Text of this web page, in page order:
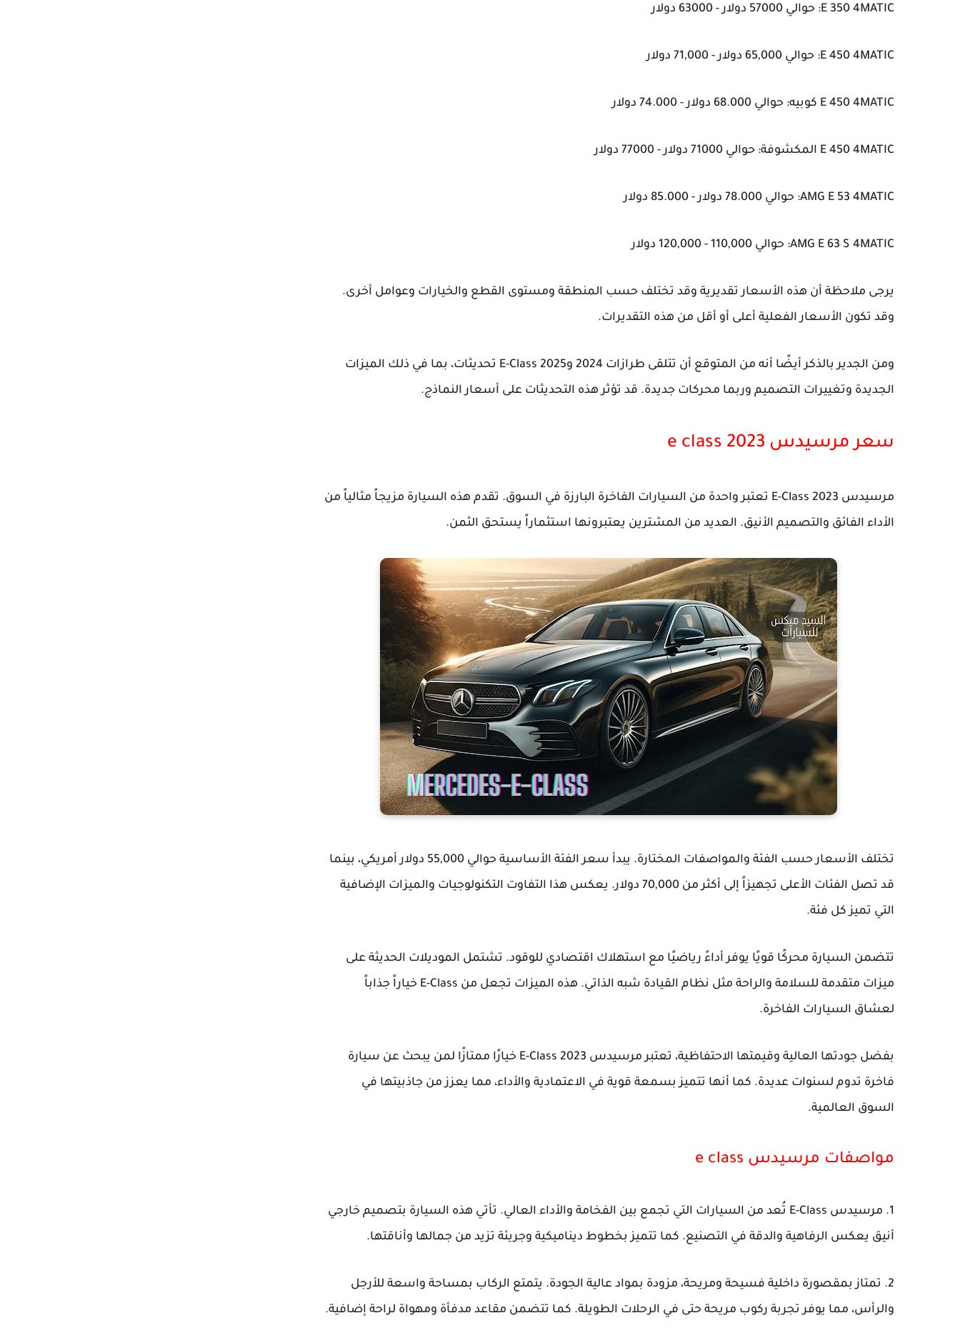
E 350 4MATIC: حوالي 57000 دولار - 63000 دولار
E 450 4MATIC: حوالي 65,000 دولار - 71,000 دولار
E 450 4MATIC كوبيه: حوالي 68.000 دولار - 74.000 دولار
E 450 4MATIC المكشوفة: حوالي 71000 دولار - 77000 دولار
AMG E 53 4MATIC: حوالي 78.000 دولار - 85.000 دولار
AMG E 63 S 4MATIC: حوالي 110,000 - 120,000 دولار
يرجى ملاحظة أن هذه الأسعار تقديرية وقد تختلف حسب المنطقة ومستوى القطع والخيارات وعوامل أخرى.
وقد تكون الأسعار الفعلية أعلى أو أقل من هذه التقديرات.
ومن الجدير بالذكر أيضًا أنه من المتوقع أن تتلقى طرازات 2024 و2025 E-Class تحديثات، بما في ذلك الميزات
الجديدة وتغييرات التصميم وربما محركات جديدة. قد تؤثر هذه التحديثات على أسعار النماذج.
سعر مرسيدس e class 2023
مرسيدس E-Class 2023 تعتبر واحدة من السيارات الفاخرة البارزة في السوق. تقدم هذه السيارة مزيجاً مثالياً من
الأداء الفائق والتصميم الأنيق. العديد من المشترين يعتبرونها استثماراً يستحق الثمن.
تختلف الأسعار حسب الفئة والمواصفات المختارة. يبدأ سعر الفئة الأساسية حوالي 55,000 دولار أمريكي، بينما
قد تصل الفئات الأعلى تجهيزاً إلى أكثر من 70,000 دولار. يعكس هذا التفاوت التكنولوجيات والميزات الإضافية
التي تميز كل فئة.
تتضمن السيارة محركًا قويًا يوفر أداءً رياضيًا مع استهلاك اقتصادي للوقود. تشتمل الموديلات الحديثة على
ميزات متقدمة للسلامة والراحة مثل نظام القيادة شبه الذاتي. هذه الميزات تجعل من E-Class خياراً جذاباً
لعشاق السيارات الفاخرة.
بفضل جودتها العالية وقيمتها الاحتفاظية، تعتبر مرسيدس E-Class 2023 خيارًا ممتازًا لمن يبحث عن سيارة
فاخرة تدوم لسنوات عديدة. كما أنها تتميز بسمعة قوية في الاعتمادية والأداء، مما يعزز من جاذبيتها في
السوق العالمية.
مواصفات مرسيدس e class
1. مرسيدس E-Class تُعد من السيارات التي تجمع بين الفخامة والأداء العالي. تأتي هذه السيارة بتصميم خارجي
أنيق يعكس الرفاهية والدقة في التصنيع. كما تتميز بخطوط ديناميكية وجريئة تزيد من جمالها وأناقتها.
2. تمتاز بمقصورة داخلية فسيحة ومريحة، مزودة بمواد عالية الجودة. يتمتع الركاب بمساحة واسعة للأرجل
والرأس، مما يوفر تجربة ركوب مريحة حتى في الرحلات الطويلة. كما تتضمن مقاعد مدفأة ومهواة لراحة إضافية.